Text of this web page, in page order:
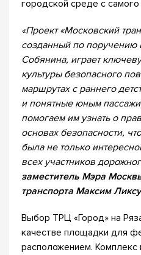
городской среде с самого
«Проект «Московский
созданный по
Собянина, играет
культуры безопасного
маршрутах с раннего
и понятные юным
помогаем им узнать о
основах безопасности,
была не только
всех участников
заместитель Мэра
транспорта Максим
Выбор ТРЦ «Город» на
качестве площадки для
расположением. Комплекс